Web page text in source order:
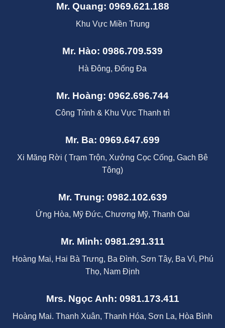
Mr. Quang: 0969.621.188
Khu Vực Miền Trung
Mr. Hào: 0986.709.539
Hà Đông, Đống Đa
Mr. Hoàng: 0962.696.744
Công Trình & Khu Vực Thanh trì
Mr. Ba: 0969.647.699
Xi Măng Rời ( Trạm Trộn, Xưởng Cọc Cống, Gach Bê
Tông)
Mr. Trung: 0982.102.639
Ứng Hòa, Mỹ Đức, Chương Mỹ, Thanh Oai
Mr. Minh: 0981.291.311
Hoàng Mai, Hai Bà Trưng, Ba Đình, Sơn Tây, Ba Vì, Phú
Thọ, Nam Định
Mrs. Ngọc Anh: 0981.173.411
Hoàng Mai. Thanh Xuân, Thanh Hóa, Sơn La, Hòa Bình